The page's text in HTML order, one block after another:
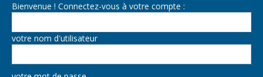
Bienvenue ! Connectez-vous à votre compte :
votre nom d'utilisateur